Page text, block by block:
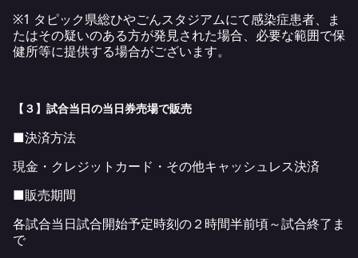
※1 タピック県総ひやごんスタジアムにて感染症患者、ま
たはその疑いのある方が発見された場合、必要な範囲で保
健所等に提供する場合がございます。
【３】試合当日の当日券売場で販売
■決済方法
現金・クレジットカード・その他キャッシュレス決済
■販売期間
各試合当日試合開始予定時刻の２時間半前頃～試合終了ま
で